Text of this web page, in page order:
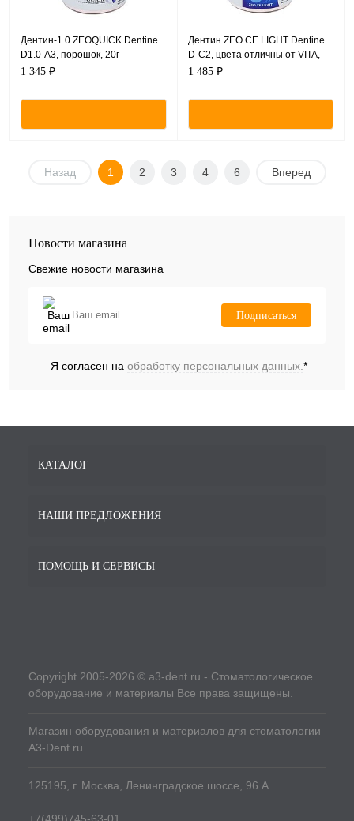
Дентин-1.0 ZEOQUICK Dentine
D1.0-A3, порошок, 20г
1 345 ₽
Дентин ZEO CE LIGHT Dentine
D-C2, цвета отличны от VITA,
порошок, 20 г.
1 485 ₽
Назад 1 2 3 4 6 Вперед
Новости магазина
Свежие новости магазина
Подписаться
Я согласен на обработку персональных данных. *
КАТАЛОГ
НАШИ ПРЕДЛОЖЕНИЯ
ПОМОЩЬ И СЕРВИСЫ
Copyright 2005-2026 © a3-dent.ru - Стоматологическое
оборудование и материалы Все права защищены.
Магазин оборудования и материалов для стоматологии
A3-Dent.ru
125195, г. Москва, Ленинградское шоссе, 96 А.